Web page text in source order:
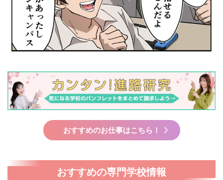
おすすめのお仕事はこちら！
おすすめの専門学校情報